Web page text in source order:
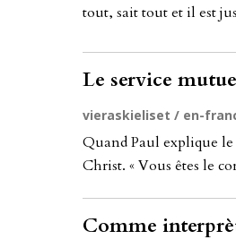
tout, sait tout et il est
Le service
vieraskieliset / en-
Qu­and Paul exp­li­que
Christ. « Vous êtes le
Comme